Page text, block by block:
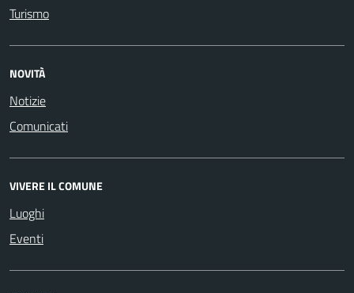
Turismo
NOVITÀ
Notizie
Comunicati
VIVERE IL COMUNE
Luoghi
Eventi